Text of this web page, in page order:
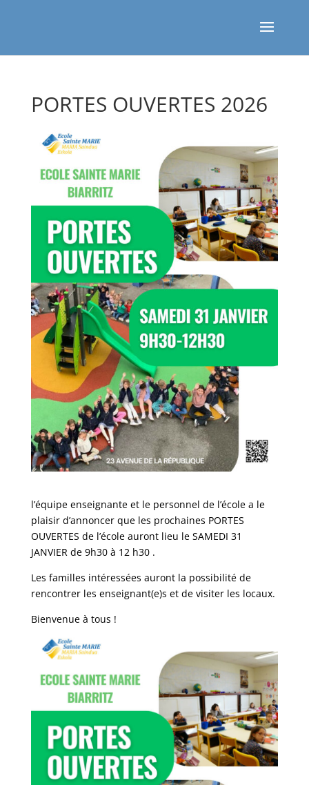
PORTES OUVERTES 2026
l’équipe enseignante et le personnel de l’école a le
plaisir d’annoncer que les prochaines PORTES
OUVERTES de l’école auront lieu le SAMEDI 31
JANVIER de 9h30 à 12 h30 .
Les familles intéressées auront la possibilité de
rencontrer les enseignant(e)s et de visiter les locaux.
Bienvenue à tous !